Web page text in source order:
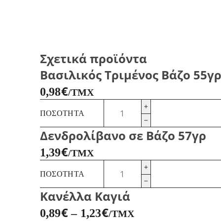
Σχετικά προϊόντα
Βασιλικός Τριμένος Βάζο 55γρ
0,98€/ΤΜΧ
ΠΟΣΌΤΗΤΑ
Τριμένος
Βάζο
55γρ
Δενδρολίβανο σε Βάζο 57γρ
1,39€/ΤΜΧ
ΠΟΣΌΤΗΤΑ
Δενδρολίβανο
Βάζο
57γρ
ποσότητα
Κανέλλα Καγιά
0,89€– 1,23€/ΤΜΧ